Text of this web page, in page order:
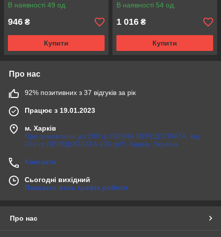
В наявності 49 од.
946 ₴
Купити
В наявності 54 од.
1 016 ₴
Купити
Про нас
92% позитивних з 37 відгуків за рік
Працює з 19.01.2023
м. Харків
При замовленні до 280 гр ПОВНА ПЕРЕДОПЛАТА, від
280 гр ПЕРЕДОПЛАТА 100 гр!!!, Харків, Україна
Контакти
Сьогодні вихідний
Показати весь графік роботи
Про нас